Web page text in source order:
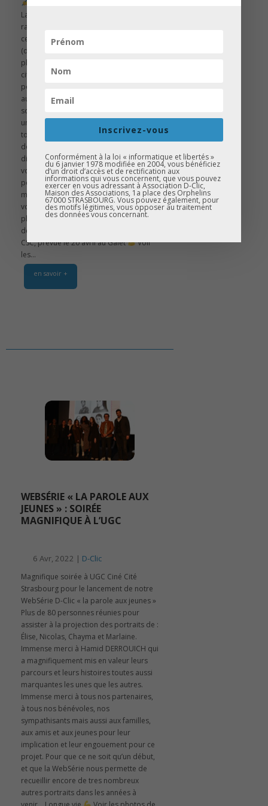
La dictée pour tous au CSC Meinau a
rassemblé près de 50 participants en
cette fin d’après-midi. Petits et grands
(dont notre doyenne, Annick 75 ans) ont
planché sur un texte « la dictée
citoyenne » tiré de l’ouvrage de la dictée
pour tous, écrit par Sonia Salhi et lu
aujourd’hui par Margaux Lagleize. Nous
sommes heureux d’avoir pu accueillir
une équipe de France 2 pour un
tournage pour l’émission Télématin
dont le reportage sera normalement
diffusé jeudi 14 avril au matin. Merci à
vous. Un grand merci également au CSC
pour ce beau partenariat et sa
mobilisation. On vous donne rendez-
vous le 18 juin pour la grande finale
place Kléber. En attendant, troisième et
dernière dictée de la tournée D-Clic en
CSC, prévue le 20 avril au Galet
Voir
les...
en savoir +
WEBSÉRIE « LA PAROLE AUX
JEUNES » : SOIRÉE
MAGNIFIQUE À L’UGC
6 Avr, 2022 | D-Clic
Magnifique soirée à UGC Ciné Cité
Strasbourg pour le lancement de notre
WebSérie D-Clic « la parole aux jeunes »
Plus de 80 personnes réunies pour
assister à la projection des portraits de :
Élise, Nicolas, Chayma et Marlaine.
Immense merci à Hamid DERROUICH qui
a magnifiquement mis en valeur leurs
parcours et leurs histoires toutes aussi
marquantes les unes que les autres.
Immense merci à tous nos partenaires,
à tous nos bénévoles, nos
sympathisants mais aussi aux familles,
aux amis et aux jeunes pour leur
implication et leur engouement pour ce
projet. Pour que ce ne soit qu’un début,
et que la WebSérie nous permette de
recueillir encore de tres nombreux
autres portraits dans les années à
Inscrivez-vous
Conformément à la loi « informatique et libertés »
du 6 janvier 1978 modifiée en 2004, vous bénéficiez
d’un droit d’accès et de rectification aux
informations qui vous concernent, que vous pouvez
exercer en vous adressant à Association D-Clic,
Maison des Associations, 1a place des Orphelins
67000 STRASBOURG. Vous pouvez également, pour
des motifs légitimes, vous opposer au traitement
des données vous concernant.